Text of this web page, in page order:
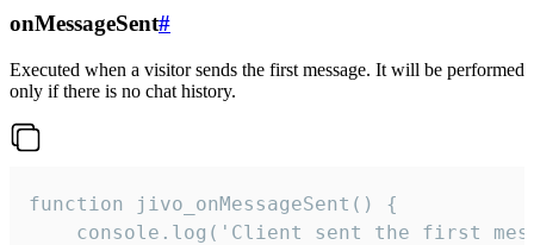
onMessageSent#
Executed when a visitor sends the first message. It will be performed
only if there is no chat history.
function jivo_onMessageSent() {
console.log('Client sent the first